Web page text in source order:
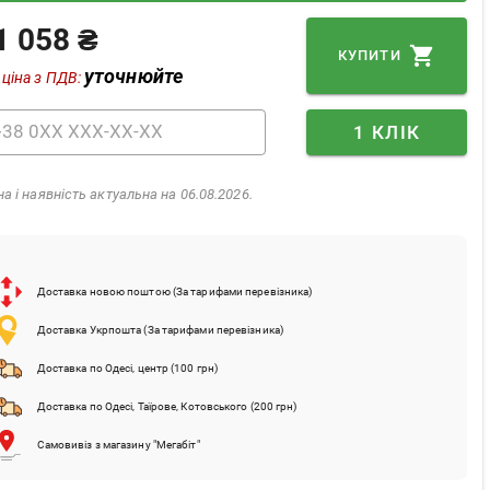
058 ₴
з ПДВ:уточнюйте
КУПИТИ
1 КЛІК
і наявність актуальна на 06.08.2026.
Доставка новою поштою (За тарифами перевізника)
Доставка Укрпошта (За тарифами перевізника)
Доставка по Одесі, центр (100 грн)
Доставка по Одесі, Таїрове, Котовського (200 грн)
Самовивіз з магазину "Мегабіт"